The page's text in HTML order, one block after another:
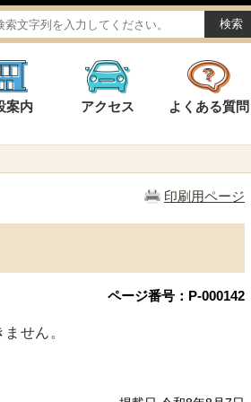
案内 アクセス よくある質問
印刷用ページ
ページ番号：P-000142
せん。